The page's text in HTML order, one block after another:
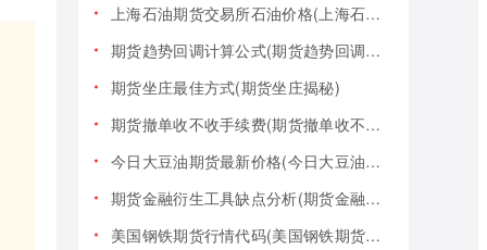
上海石油期货交易所石油价格(上海石油期货交易所石油价格查询)
期货趋势回调计算公式(期货趋势回调计算公式是什么)
期货坐庄最佳方式(期货坐庄揭秘)
期货撤单收不收手续费(期货撤单收不收手续费用)
今日大豆油期货最新价格(今日大豆油期货最新价格行情)
期货金融衍生工具缺点分析(期货金融衍生工具缺点分析报告)
美国钢铁期货行情代码(美国钢铁期货行情大盘)